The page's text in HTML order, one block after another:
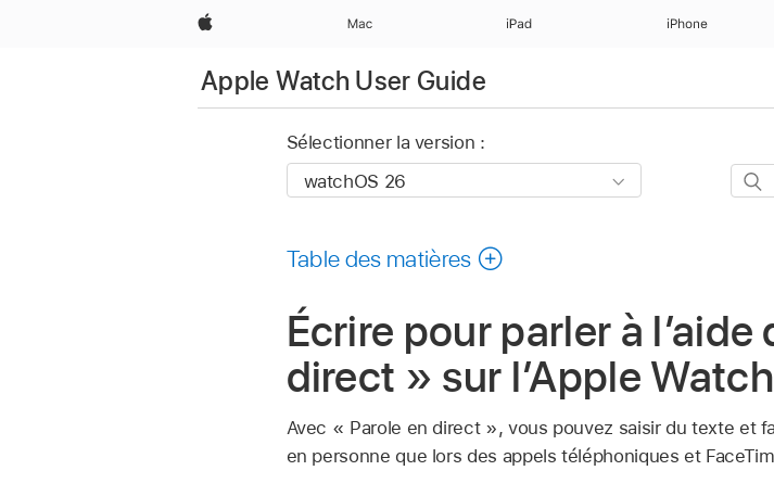
Apple Mac iPad iPhone
Apple Watch User Guide
Sélectionner la version :
Table des matières
Écrire pour parler à l’aide
direct » sur l’Apple Watch
Avec « Parole en direct », vous pouvez saisir du texte et
en personne que lors des appels téléphoniques et